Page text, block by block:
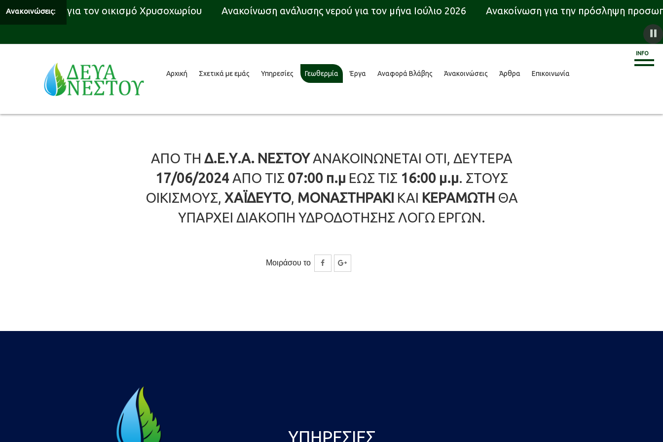
Ανακοινώσεις: για τον οικισμό Χρυσοχωρίου Ανακοίνωση ανάλυσης νερού για τον μήνα Ιούλιο 2026 Ανακοίνωση για την πρόσληψη
INFO
Αρχική Σχετικά με εμάς Υπηρεσίες Γεωθερμία Έργα Αναφορά Βλάβης Άνακοινώσεις Άρθρα Επικοινωνία
ΑΠΟ ΤΗ Δ.Ε.Υ.Α. ΝΕΣΤΟΥΑΝΑΚΟΙΝΩΝΕΤΑΙ ΟΤΙ, ΔΕΥΤΕΡΑ
17/06/2024ΑΠΟ ΤΙΣ 07:00 π.μ ΕΩΣ ΤΙΣ 16:00 μ.μ. ΣΤΟΥΣ
ΟΙΚΙΣΜΟΥΣ, ΧΑΪΔΕΥΤΟ, ΜΟΝΑΣΤΗΡΑΚΙ ΚΑΙ ΚΕΡΑΜΩΤΗΘΑ
ΥΠΑΡΧΕΙ ΔΙΑΚΟΠΗ ΥΔΡΟΔΟΤΗΣΗΣ ΛΟΓΩ ΕΡΓΩΝ.
Μοιράσου το ΚοινοποίησηΚοινοποίηση
ΥΠΗΡΕΣΊΕΣ